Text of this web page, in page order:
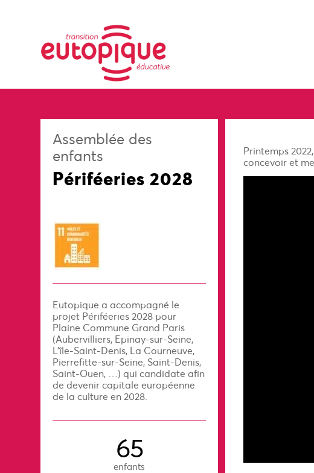
Assemblée des
enfants
Périféeries 2028
Eutopique a accompagné le
projet Périféeries 2028 pour
Plaine Commune Grand Paris
(Aubervilliers, Epinay-sur-Seine,
L’île-Saint-Denis, La Courneuve,
Pierrefitte-sur-Seine, Saint-Denis,
Saint-Ouen, …) qui candidate afin
de devenir capitale européenne
de la culture en 2028.
65
enfants
Printemps 2022,
concevoir et